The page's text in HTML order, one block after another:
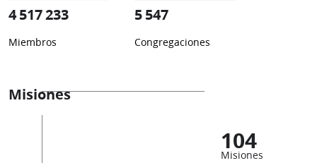
4 517 233
Miembros
5 547
Congregaciones
Misiones
104
Misiones